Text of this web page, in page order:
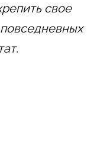
свое